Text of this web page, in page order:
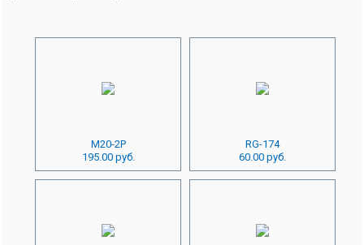
M20-2P
195.00 руб.
RG-174
60.00 руб.